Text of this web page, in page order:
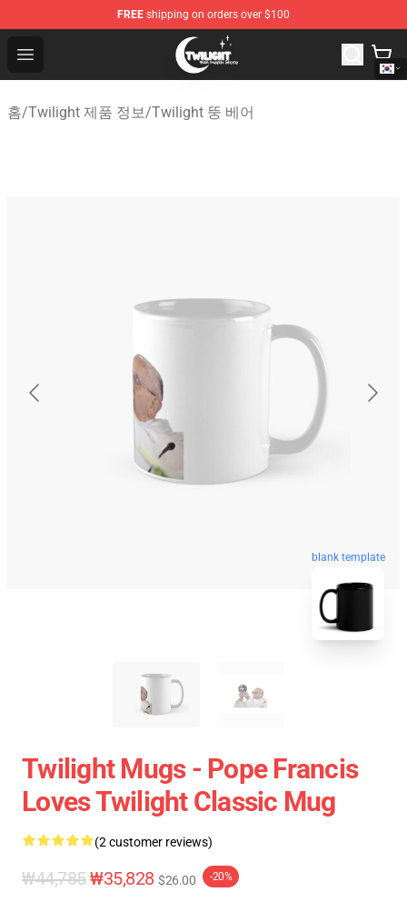
FREE shipping on orders over $100
Open menu
Twilight Store - Official Twilight Merchandise Shop
홈/Twilight 제품 정보/Twilight 뚱 베어
blank template
Twilight Mugs - Pope Francis
Loves Twilight Classic Mug
(2 customer reviews)
₩44,785₩35,828 $26.00 -20%